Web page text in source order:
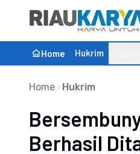
Home Hukrim
Home Hukrim
Berhasil